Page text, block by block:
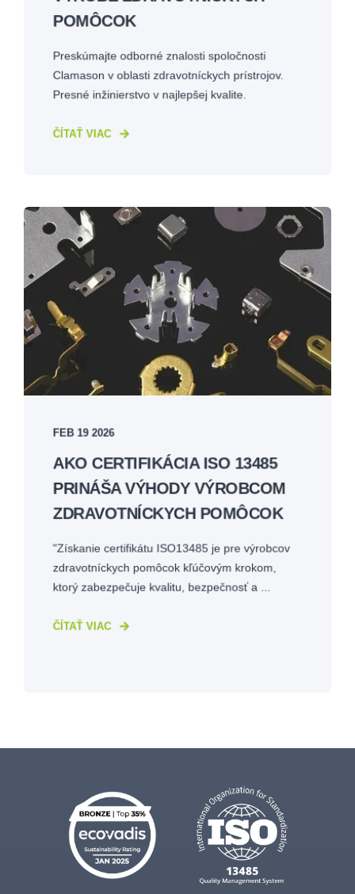
POMÔCOK
Preskúmajte odborné znalosti spoločnosti
Clamason v oblasti zdravotníckych prístrojov.
Presné inžinierstvo v najlepšej kvalite.
ČÍTAŤ VIAC
FEB 19 2026
AKO CERTIFIKÁCIA ISO 13485
PRINÁŠA VÝHODY VÝROBCOM
ZDRAVOTNÍCKYCH POMÔCOK
"Získanie certifikátu ISO13485 je pre výrobcov
zdravotníckych pomôcok kľúčovým krokom,
ktorý zabezpečuje kvalitu, bezpečnosť a ...
ČÍTAŤ VIAC